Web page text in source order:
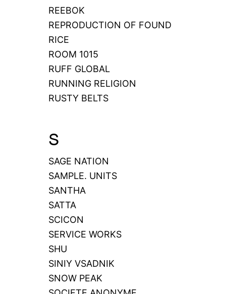
REEBOK
REPRODUCTION OF FOUND
RICE
ROOM 1015
RUFF GLOBAL
RUNNING RELIGION
RUSTY BELTS
S
SAGE NATION
SAMPLE. UNITS
SANTHA
SATTA
SCICON
SERVICE WORKS
SHU
SINIY VSADNIK
SNOW PEAK